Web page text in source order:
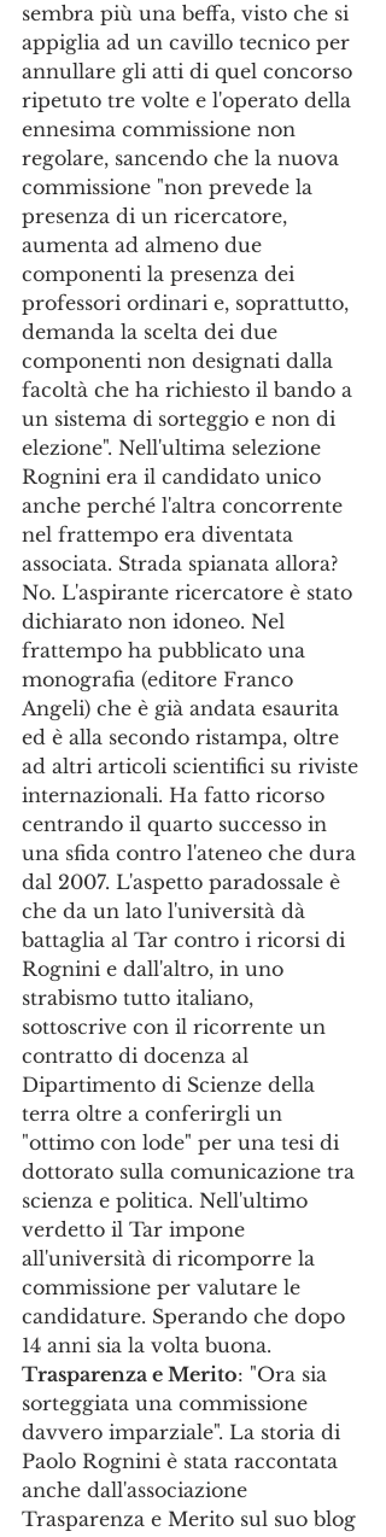
sembra più una beffa, visto che si
appiglia ad un cavillo tecnico per
annullare gli atti di quel concorso
ripetuto tre volte e l'operato della
ennesima commissione non
regolare, sancendo che la nuova
commissione "non prevede la
presenza di un ricercatore,
aumenta ad almeno due
componenti la presenza dei
professori ordinari e, soprattutto,
demanda la scelta dei due
componenti non designati dalla
facoltà che ha richiesto il bando a
un sistema di sorteggio e non di
elezione". Nell'ultima selezione
Rognini era il candidato unico
anche perché l'altra concorrente
nel frattempo era diventata
associata. Strada spianata allora?
No. L'aspirante ricercatore è stato
dichiarato non idoneo. Nel
frattempo ha pubblicato una
monografia (editore Franco
Angeli) che è già andata esaurita
ed è alla secondo ristampa, oltre
ad altri articoli scientifici su riviste
internazionali. Ha fatto ricorso
centrando il quarto successo in
una sfida contro l'ateneo che dura
dal 2007. L'aspetto paradossale è
che da un lato l'università dà
battaglia al Tar contro i ricorsi di
Rognini e dall'altro, in uno
strabismo tutto italiano,
sottoscrive con il ricorrente un
contratto di docenza al
Dipartimento di Scienze della
terra oltre a conferirgli un
"ottimo con lode" per una tesi di
dottorato sulla comunicazione tra
scienza e politica. Nell'ultimo
verdetto il Tar impone
all'università di ricomporre la
commissione per valutare le
candidature. Sperando che dopo
14 anni sia la volta buona.
Trasparenza e Merito: "Ora sia
sorteggiata una commissione
davvero imparziale". La storia di
Paolo Rognini è stata raccontata
anche dall'associazione
Trasparenza e Merito sul suo blog